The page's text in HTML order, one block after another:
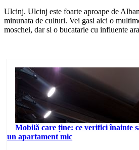
Ulcinj. Ulcinj este foarte aproape de
minunata de culturi. Vei gasi aici o
moschei, dar si o bucatarie cu influente
Mobilă care ține: ce verifici înainte
un apartament mic